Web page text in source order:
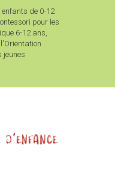
de 0-12
pour les
6-12 ans,
jeunes